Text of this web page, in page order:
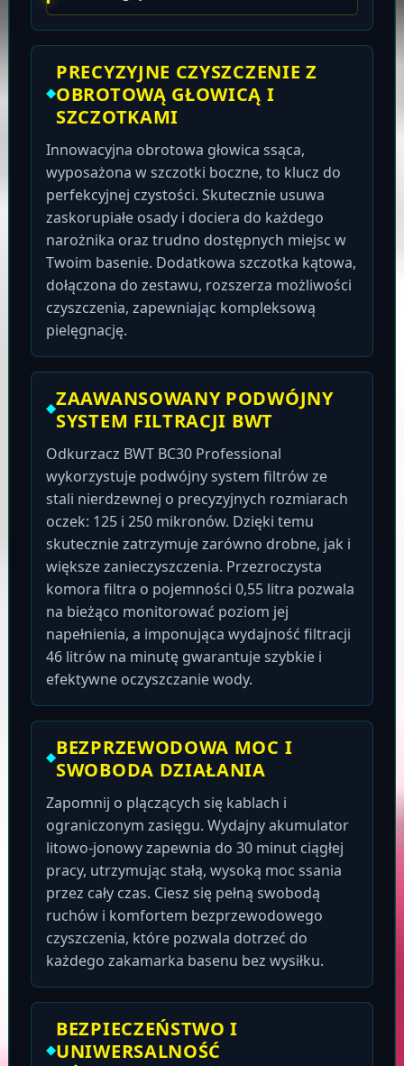
PRECYZYJNE CZYSZCZENIE Z
OBROTOWĄ GŁOWICĄ I
SZCZOTKAMI
Innowacyjna obrotowa głowica ssąca,
wyposażona w szczotki boczne, to klucz do
perfekcyjnej czystości. Skutecznie usuwa
zaskorupiałe osady i dociera do każdego
narożnika oraz trudno dostępnych miejsc w
Twoim basenie. Dodatkowa szczotka kątowa,
dołączona do zestawu, rozszerza możliwości
czyszczenia, zapewniając kompleksową
pielęgnację.
ZAAWANSOWANY PODWÓJNY
SYSTEM FILTRACJI BWT
Odkurzacz BWT BC30 Professional
wykorzystuje podwójny system filtrów ze
stali nierdzewnej o precyzyjnych rozmiarach
oczek: 125 i 250 mikronów. Dzięki temu
skutecznie zatrzymuje zarówno drobne, jak i
większe zanieczyszczenia. Przezroczysta
komora filtra o pojemności 0,55 litra pozwala
na bieżąco monitorować poziom jej
napełnienia, a imponująca wydajność filtracji
46 litrów na minutę gwarantuje szybkie i
efektywne oczyszczanie wody.
BEZPRZEWODOWA MOC I
SWOBODA DZIAŁANIA
Zapomnij o plączących się kablach i
ograniczonym zasięgu. Wydajny akumulator
litowo-jonowy zapewnia do 30 minut ciągłej
pracy, utrzymując stałą, wysoką moc ssania
przez cały czas. Ciesz się pełną swobodą
ruchów i komfortem bezprzewodowego
czyszczenia, które pozwala dotrzeć do
każdego zakamarka basenu bez wysiłku.
BEZPIECZEŃSTWO I
UNIWERSALNOŚĆ